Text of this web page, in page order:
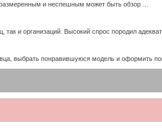
и неспешным может быть обзор …
и организаций. Высокий спрос породил
выбрать понравившуюся модель и оформить